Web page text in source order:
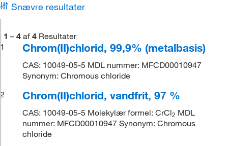
Snævre resultater
1 – 4 af 4 Resultater
1
Chrom(II)chlorid, 99,9% (metalbasis)
CAS: 10049-05-5 MDL nummer: MFCD00010947
Synonym: Chromous chloride
2
Chrom(II)chlorid, vandfrit, 97 %
CAS: 10049-05-5 Molekylær formel: CrCl2 MDL
nummer: MFCD00010947 Synonym: Chromous
chloride